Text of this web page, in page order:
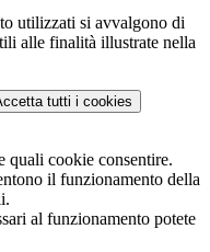
utilizzati si avvalgono di
alle finalità illustrate nella
tutti i cookies
quali cookie consentire.
il funzionamento della
al funzionamento potete